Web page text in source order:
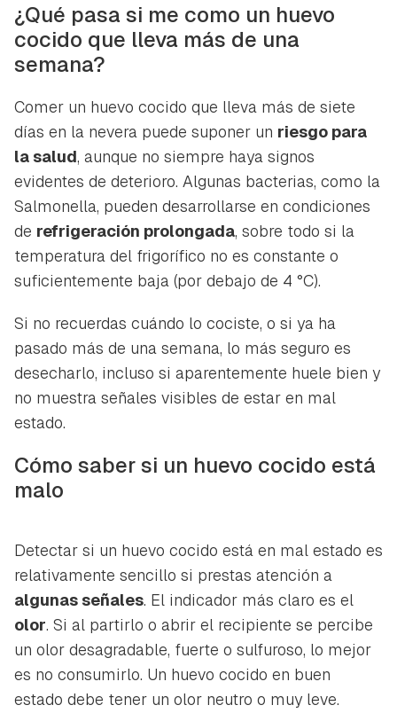
¿Qué pasa si me como un huevo
cocido que lleva más de una
semana?
Comer un huevo cocido que lleva más de siete
días en la nevera puede suponer un riesgo para
la salud, aunque no siempre haya signos
evidentes de deterioro. Algunas bacterias, como la
Salmonella, pueden desarrollarse en condiciones
de refrigeración prolongada, sobre todo si la
temperatura del frigorífico no es constante o
suficientemente baja (por debajo de 4 °C).
Si no recuerdas cuándo lo cociste, o si ya ha
pasado más de una semana, lo más seguro es
desecharlo, incluso si aparentemente huele bien y
no muestra señales visibles de estar en mal
estado.
Cómo saber si un huevo cocido está
malo
Detectar si un huevo cocido está en mal estado es
relativamente sencillo si prestas atención a
algunas señales. El indicador más claro es el
olor. Si al partirlo o abrir el recipiente se percibe
un olor desagradable, fuerte o sulfuroso, lo mejor
es no consumirlo. Un huevo cocido en buen
estado debe tener un olor neutro o muy leve.